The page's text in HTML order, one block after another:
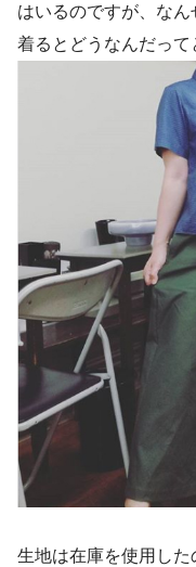
はいるのですが、な
着るとどうなんだって
生地は在庫を使用した